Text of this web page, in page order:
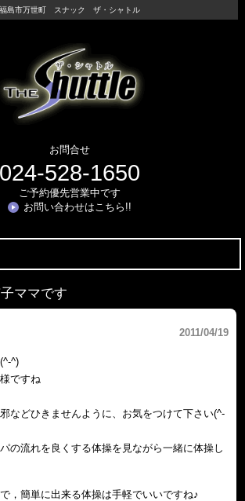
福島市万世町 スナック ザ・シャトル
お問合せ
024-528-1650
ご予約優先営業中です
お問い合わせはこちら!!
ママです
2011/04/19
^)
ですね
などひきませんように、お気をつけて下さい(^-
の流れを良くする体操を見ながら一緒に体操し
，簡単に出来る体操は手軽でいいですね♪